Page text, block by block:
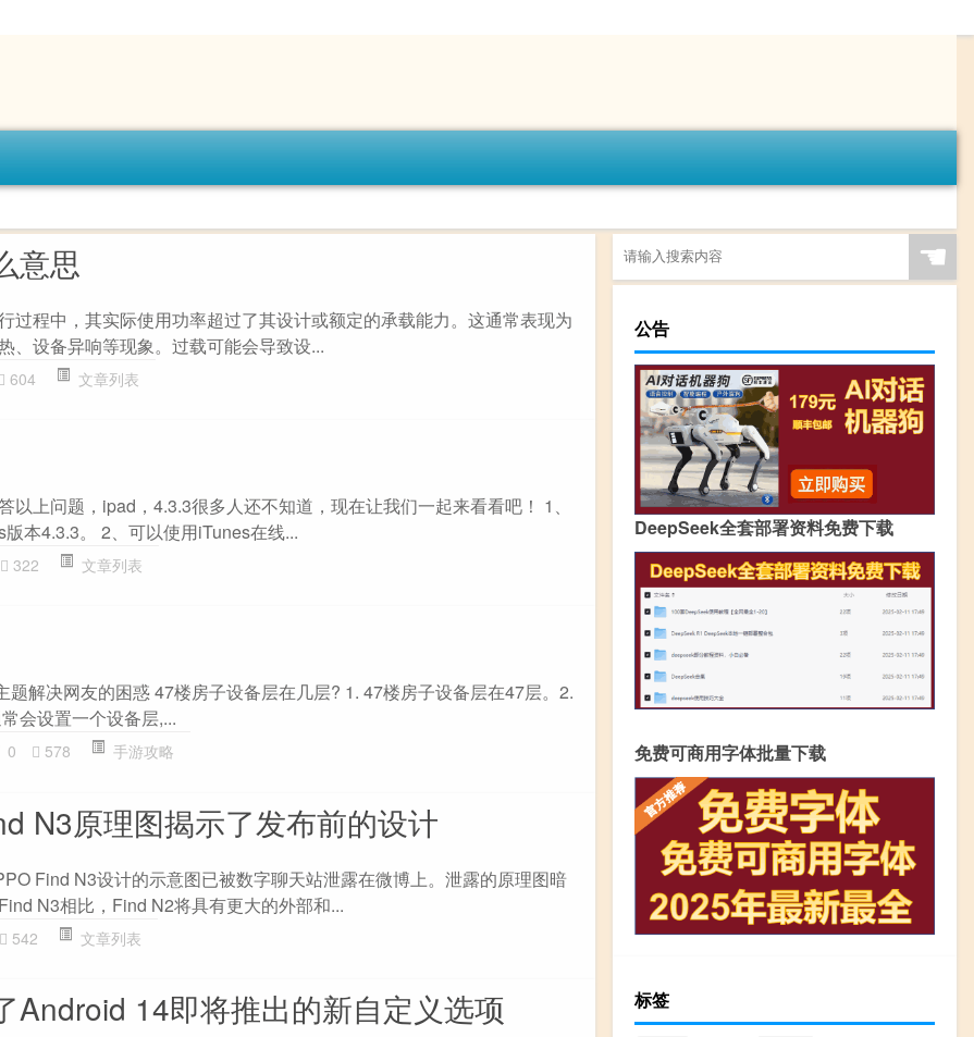
意思
过程中，其实际使用功率超过了其设计或额定的承载能力。这通常表现为
、设备异响等现象。过载可能会导致设...
604 文章列表
以上问题，ipad，4.3.3很多人还不知道，现在让我们一起来看看吧！ 1、
本4.3.3。 2、可以使用iTunes在线...
322 文章列表
题解决网友的困惑 47楼房子设备层在几层? 1. 47楼房子设备层在47层。2.
会设置一个设备层,...
0 578 手游攻略
N3原理图揭示了发布前的设计
Find N3设计的示意图已被数字聊天站泄露在微博上。泄露的原理图暗
N3相比，Find N2将具有更大的外部和...
542 文章列表
Android 14即将推出的新自定义选项
☚
公告
DeepSeek全套部署资料免费下载
免费可商用字体批量下载
标签